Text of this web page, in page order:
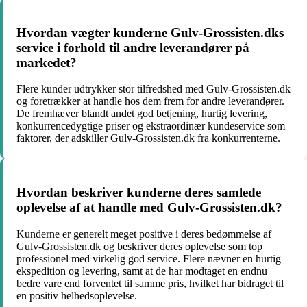
Hvordan vægter kunderne Gulv-Grossisten.dks
service i forhold til andre leverandører på
markedet?
Flere kunder udtrykker stor tilfredshed med Gulv-Grossisten.dk
og foretrækker at handle hos dem frem for andre leverandører.
De fremhæver blandt andet god betjening, hurtig levering,
konkurrencedygtige priser og ekstraordinær kundeservice som
faktorer, der adskiller Gulv-Grossisten.dk fra konkurrenterne.
Hvordan beskriver kunderne deres samlede
oplevelse af at handle med Gulv-Grossisten.dk?
Kunderne er generelt meget positive i deres bedømmelse af
Gulv-Grossisten.dk og beskriver deres oplevelse som top
professionel med virkelig god service. Flere nævner en hurtig
ekspedition og levering, samt at de har modtaget en endnu
bedre vare end forventet til samme pris, hvilket har bidraget til
en positiv helhedsoplevelse.